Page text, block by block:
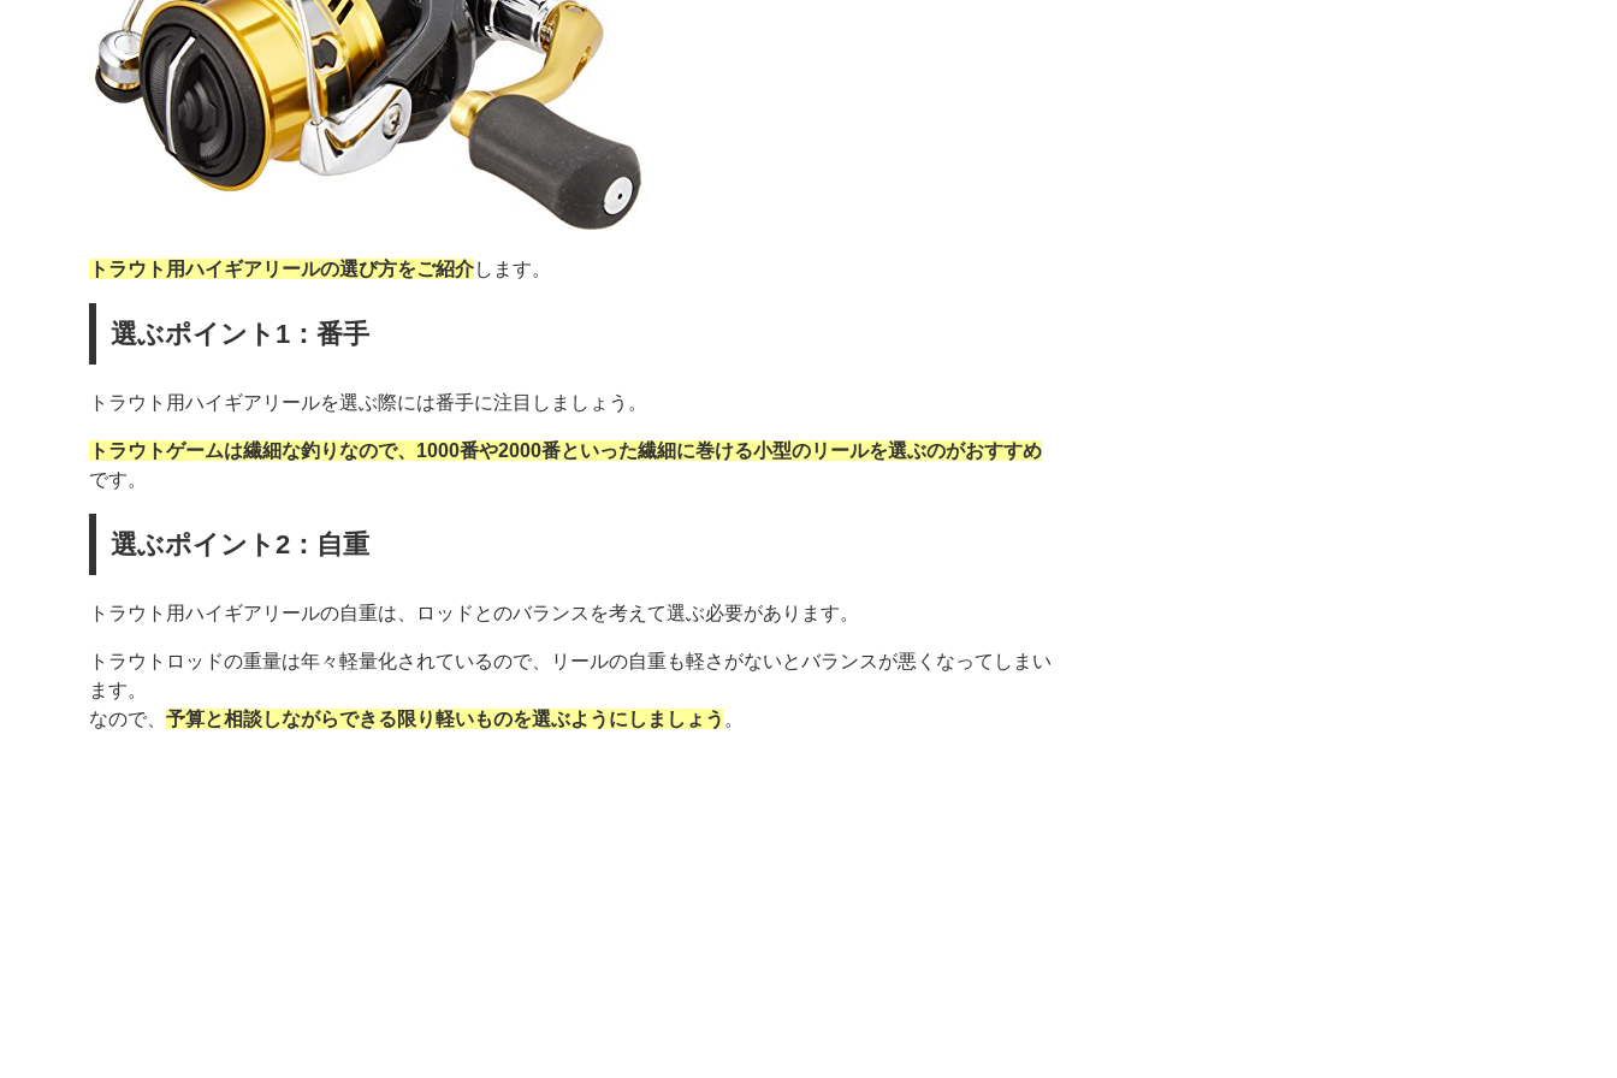
トラウト用ハイギアリールの選び方をご紹介します。
選ぶポイント1：番手
トラウト用ハイギアリールを選ぶ際には番手に注目しましょう。
トラウトゲームは繊細な釣りなので、1000番や2000番といった繊細に巻ける小型のリールを選ぶのがおすすめ
です。
選ぶポイント2：自重
トラウト用ハイギアリールの自重は、ロッドとのバランスを考えて選ぶ必要があります。
トラウトロッドの重量は年々軽量化されているので、リールの自重も軽さがないとバランスが悪くなってしまい
ます。
なので、 予算と相談しながらできる限り軽いものを選ぶようにしましょう 。